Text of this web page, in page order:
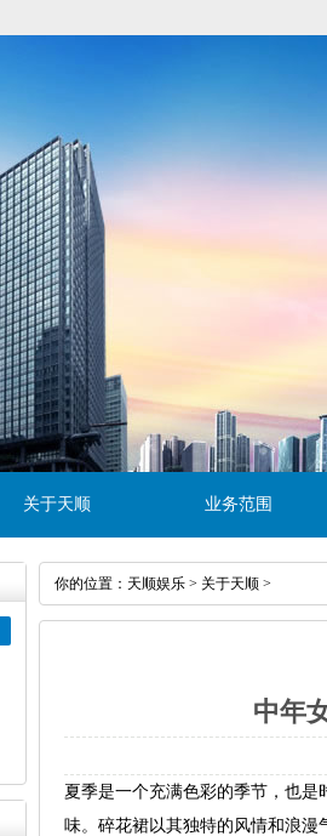
关于天顺 业务范围
你的位置： 天顺娱乐 > 关于天顺 >
中年
夏季是一个充满色彩的季节，也
味。碎花裙以其独特的风情和浪